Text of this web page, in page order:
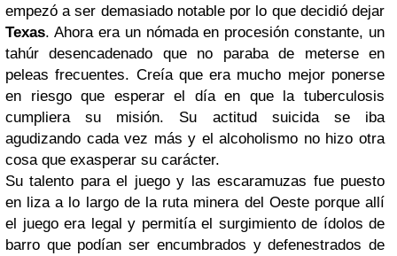
empezó a ser demasiado notable por lo que decidió dejar
Texas. Ahora era un nómada en procesión constante, un
tahúr desencadenado que no paraba de meterse en
peleas frecuentes. Creía que era mucho mejor ponerse
en riesgo que esperar el día en que la tuberculosis
cumpliera su misión. Su actitud suicida se iba
agudizando cada vez más y el alcoholismo no hizo otra
cosa que exasperar su carácter.
Su talento para el juego y las escaramuzas fue puesto
en liza a lo largo de la ruta minera del Oeste porque allí
el juego era legal y permitía el surgimiento de ídolos de
barro que podían ser encumbrados y defenestrados de